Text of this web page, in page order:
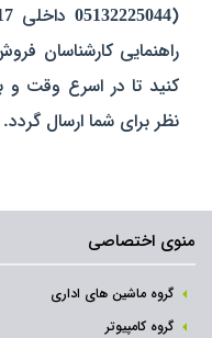
(
05132225044داخلی
راهنمایی کارشناسان
کنید تا در اسرع وقت و
نظر برای شما ارسال گردد.
منوی اختصاصی
گروه ماشین های اداری
گروه کامپیوتر